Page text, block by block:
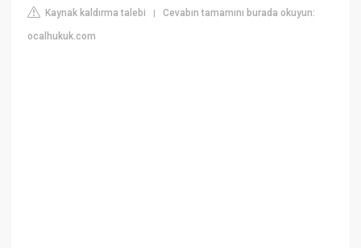
Kaynak kaldırma talebi |Cevabın tamamını burada okuyun:
ocalhukuk.com